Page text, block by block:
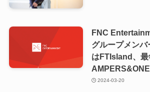
FNC
グループメン
はFTIsland、最
2024-03-20